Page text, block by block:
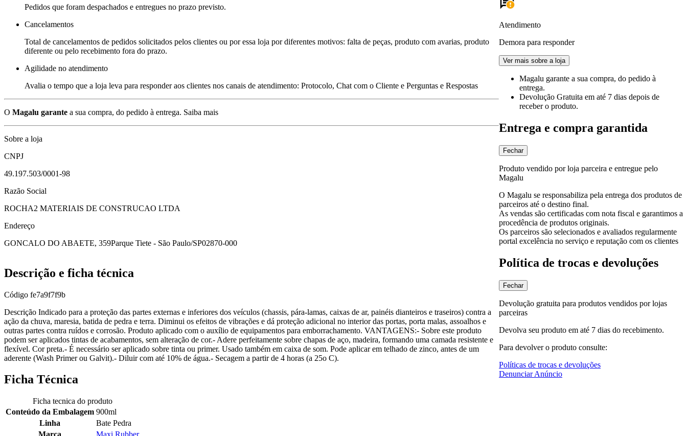
Pedidos que foram despachados e entregues no prazo previsto.
Cancelamentos
Total de cancelamentos de pedidos solicitados pelos clientes ou por essa loja por diferentes motivos: falta de peças, produto com avarias, produto
diferente ou pelo recebimento fora do prazo.
Agilidade no atendimento
Avalia o tempo que a loja leva para responder aos clientes nos canais de atendimento: Protocolo, Chat com o Cliente e Perguntas e Respostas
O Magalu garante a sua compra, do pedido à entrega. Saiba mais
Sobre a loja
CNPJ
49.197.503/0001-98
Razão Social
ROCHA2 MATERIAIS DE CONSTRUCAO LTDA
Endereço
GONCALO DO ABAETE, 359Parque Tiete - São Paulo/SP02870-000
Atendimento
Demora para responder
Ver mais sobre a loja
Magalu garante a sua compra, do pedido à
entrega.
Devolução Gratuita em até 7 dias depois de
receber o produto.
Entrega e compra garantida
Fechar
Produto vendido por loja parceira e entregue pelo
Magalu
O Magalu se responsabiliza pela entrega dos produtos de
parceiros até o destino final.
As vendas são certificadas com nota fiscal e garantimos a
procedência de produtos originais.
Os parceiros são selecionados e avaliados regularmente
portal excelência no serviço e reputação com os clientes
Política de trocas e devoluções
Fechar
Devolução gratuita para produtos vendidos por lojas
parceiras
Devolva seu produto em até 7 dias do recebimento.
Para devolver o produto consulte:
Políticas de trocas e devoluções
Denunciar Anúncio
Descrição e ficha técnica
Código fe7a9f7f9b
Descrição Indicado para a proteção das partes externas e inferiores dos veículos (chassis, pára-lamas, caixas de ar, painéis dianteiros e traseiros) contra a
ação da chuva, maresia, batida de pedra e terra. Diminui os efeitos de vibrações e dá proteção adicional no interior das portas, porta malas, assoalhos e
outras partes contra ruídos e corrosão. Produto aplicado com o auxílio de equipamentos para emborrachamento. VANTAGENS:- Sobre este produto
podem ser aplicados tintas de acabamentos, sem alteração de cor.- Adere perfeitamente sobre chapas de aço, madeira, formando uma camada resistente e
flexível. Cor preta.- É necessário ser aplicado sobre tinta ou primer. Usado também em caixa de som. Pode aplicar em telhado de zinco, antes de um
aderente (Wash Primer ou Galvit).- Diluir com até 10% de água.- Secagem a partir de 4 horas (a 25o C).
Ficha Técnica
Ficha tecnica do produto
Conteúdo da Embalagem 900ml
Linha
Bate Pedra